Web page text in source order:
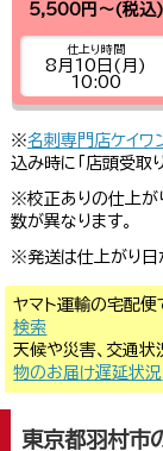
5,500円～(税込)
仕上り時間
8月10日(月)
10:00
※名刺専門店ケイワ
込み時に「店頭受取
※校正ありの仕上が
数が異なります。
※発送は仕上がり日
ヤマト運輸の宅配
検索
天候や災害、交通
物のお届け遅延状況
東京都羽村市